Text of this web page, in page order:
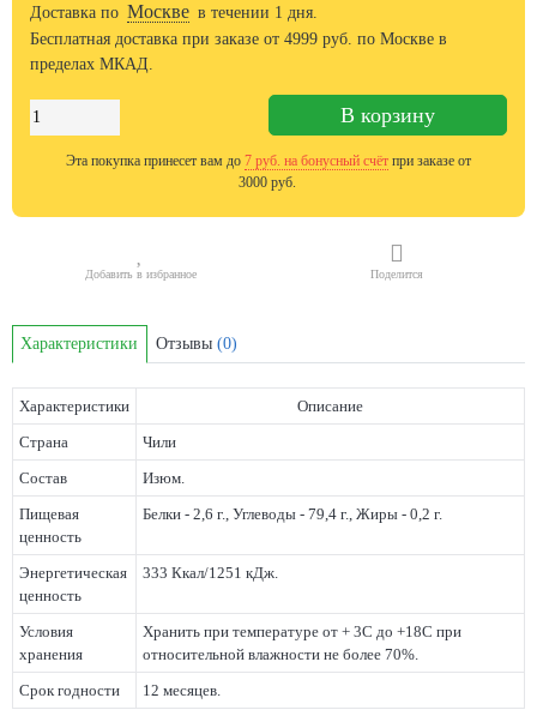
Доставка по Москве в течении 1 дня.
Бесплатная доставка при заказе от 4999 руб. по Москве в
пределах МКАД.
В корзину
Эта покупка принесет вам до 7 руб. на бонусный счёт при заказе от
3000 руб.
Добавить в избранное Поделится
Характеристики Отзывы(0)
Характеристики
Описание
Страна
Чили
Состав
Изюм.
Пищевая
ценность
Белки - 2,6 г., Углеводы - 79,4 г., Жиры - 0,2 г.
Энергетическая
ценность
333 Ккал/1251 кДж.
Условия
хранения
Хранить при температуре от + 3С до +18С при
относительной влажности не более 70%.
Срок годности
12 месяцев.